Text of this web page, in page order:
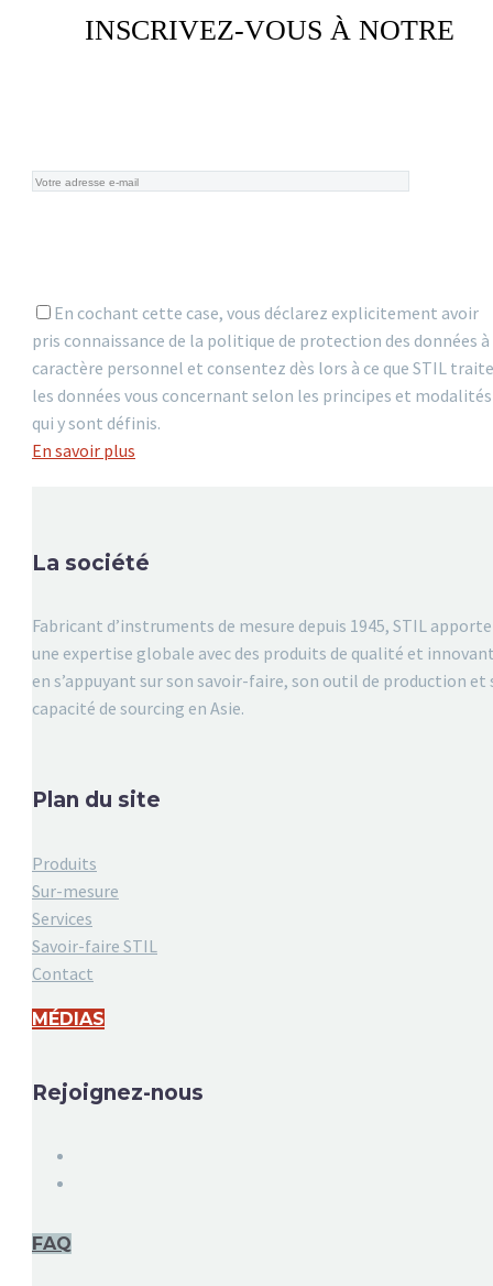
INSCRIVEZ-VOUS À NOTRE
En cochant cette case, vous déclarez explicitement avoir
pris connaissance de la politique de protection des données à
caractère personnel et consentez dès lors à ce que STIL traite
les données vous concernant selon les principes et modalités
qui y sont définis.
En savoir plus
La société
Fabricant d’instruments de mesure depuis 1945, STIL apporte
une expertise globale avec des produits de qualité et
en s’appuyant sur son savoir-faire, son outil de production et
capacité de sourcing en Asie.
Plan du site
Produits
Sur-mesure
Services
Savoir-faire STIL
Contact
MÉDIAS
Rejoignez-nous
FAQ